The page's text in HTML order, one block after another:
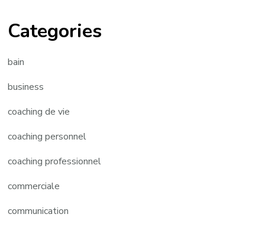
Categories
bain
business
coaching de vie
coaching personnel
coaching professionnel
commerciale
communication